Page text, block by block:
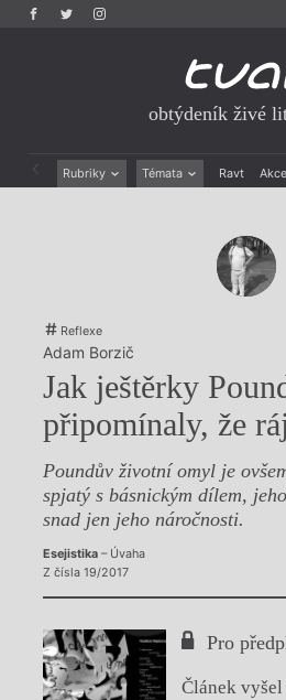
obtýdeník živé
Rubriky Témata Ravt Akce
Výroční ceny
Reflexe
Adam Borzič
Jak ještěrky
připomínaly, že
Poundův životní omyl je
spjatý s básnickým dílem,
snad jen jeho náročnosti.
Esejistika– Úvaha
Z čísla 19/2017
Pro
Článek